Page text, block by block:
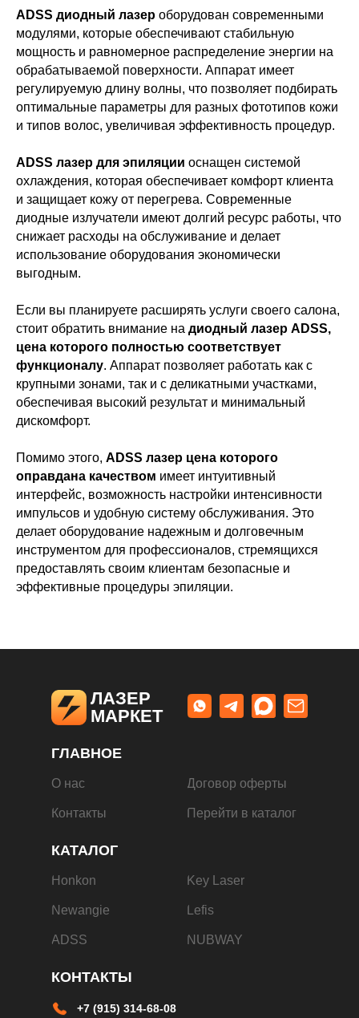
ADSS диодный лазер оборудован современными
модулями, которые обеспечивают стабильную
мощность и равномерное распределение энергии на
обрабатываемой поверхности. Аппарат имеет
регулируемую длину волны, что позволяет подбирать
оптимальные параметры для разных фототипов кожи
и типов волос, увеличивая эффективность процедур.
ADSS лазер для эпиляции оснащен системой
охлаждения, которая обеспечивает комфорт клиента
и защищает кожу от перегрева. Современные
диодные излучатели имеют долгий ресурс работы, что
снижает расходы на обслуживание и делает
использование оборудования экономически
выгодным.
Если вы планируете расширять услуги своего салона,
стоит обратить внимание на диодный лазер ADSS,
цена которого полностью соответствует
функционалу. Аппарат позволяет работать как с
крупными зонами, так и с деликатными участками,
обеспечивая высокий результат и минимальный
дискомфорт.
Помимо этого, ADSS лазер цена которого
оправдана качеством имеет интуитивный
интерфейс, возможность настройки интенсивности
импульсов и удобную систему обслуживания. Это
делает оборудование надежным и долговечным
инструментом для профессионалов, стремящихся
предоставлять своим клиентам безопасные и
эффективные процедуры эпиляции.
ЛАЗЕР
МАРКЕТ
NUBWAY
Lefis
Key Laser
Honkon
Newangie
ADSS
КАТАЛОГ
Контакты
О нас
Перейти в каталог
Договор оферты
ГЛАВНОЕ
+7 (915) 314-68-08
КОНТАКТЫ